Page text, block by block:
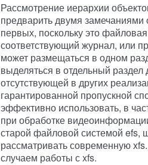
Рассмотрение иерархии
предварить двумя
первых, поскольку это
соответствующий журнал, или
может размещаться в одном
выделяться в отдельный
отсутствующей в других
гарантированной пропускной
эффективно использовать, в
при обработке
старой файловой системой efs,
рассматривать современную
случаем работы с xfs.